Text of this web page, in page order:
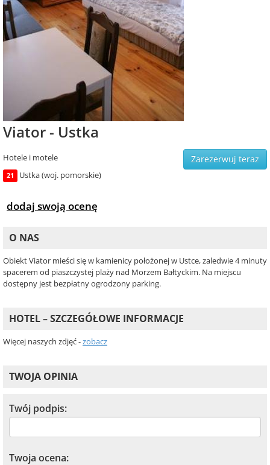
Viator - Ustka
Zarezerwuj teraz
Hotele i motele
21 Ustka (woj. pomorskie)
dodaj swoją ocenę
O NAS
Obiekt Viator mieści się w kamienicy położonej w Ustce, zaledwie 4 minuty
spacerem od piaszczystej plaży nad Morzem Bałtyckim. Na miejscu
dostępny jest bezpłatny ogrodzony parking.
HOTEL – SZCZEGÓŁOWE INFORMACJE
Więcej naszych zdjęć -zobacz
TWOJA OPINIA
Twój podpis:
Twoja ocena: